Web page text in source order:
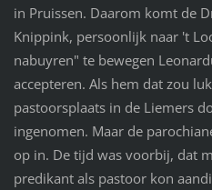
in Pruissen. Daarom komt de
Knippink, persoonlijk naar 't
nabuyren" te bewegen
accepteren. Als hem dat zou
pastoorsplaats in de Liemers
ingenomen. Maar de
op in. De tijd was voorbij, dat
predikant als pastoor kon